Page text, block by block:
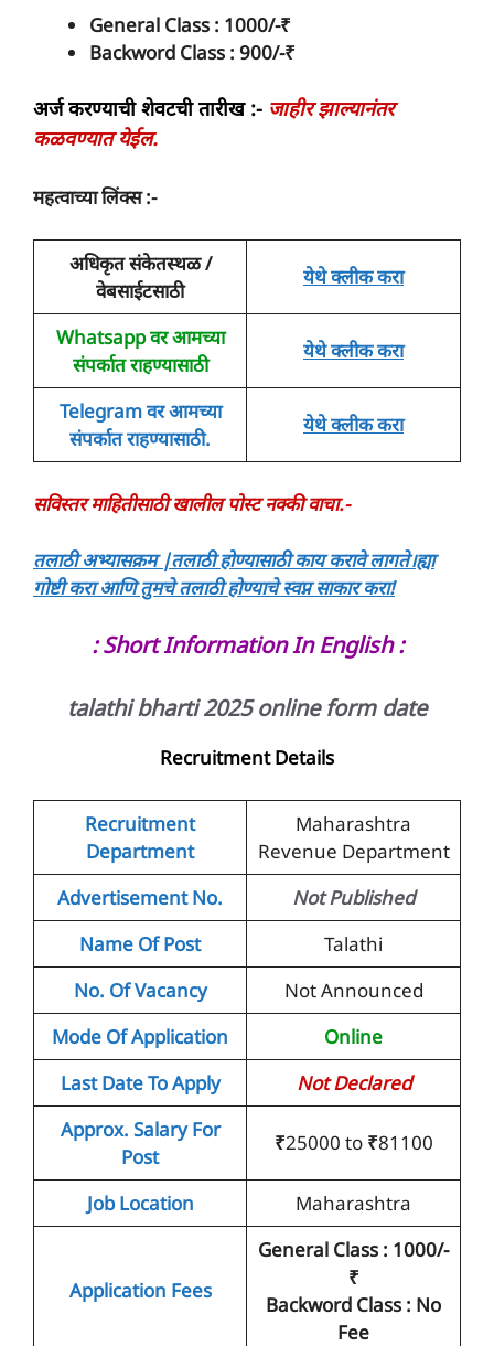
General Class : 1000/-₹
Backword Class : 900/-₹
अर्ज करण्याची शेवटची तारीख :- जाहीर झाल्यानंतर
कळवण्यात येईल.
महत्वाच्या लिंक्स :-
अधिकृत संकेतस्थळ /
वेबसाईटसाठी
येथे क्लीक करा
Whatsapp वर आमच्या
संपर्कात राहण्यासाठी
येथे क्लीक करा
Telegram वर आमच्या
संपर्कातराहण्यासाठी.
येथे क्लीक करा
सविस्तर माहितीसाठी खालील पोस्ट नक्की वाचा.-
तलाठी अभ्यासक्रम |तलाठी होण्यासाठी काय करावे लागते।ह्या
गोष्टी करा आणि तुमचे तलाठी होण्याचे स्वप्न साकार करा!
: Short Information In English :
talathi bharti 2025 online form date
Recruitment Details
Recruitment
Department
Maharashtra
Revenue Department
Advertisement No.
Not Published
Name Of Post
Talathi
No. Of Vacancy
Not Announced
Mode Of Application
Online
Last Date To Apply
Not Declared
Approx. Salary For
Post
₹25000 to ₹81100
Job Location Maharashtra
Application Fees
General Class : 1000/-
₹
Backword Class : No
Fee